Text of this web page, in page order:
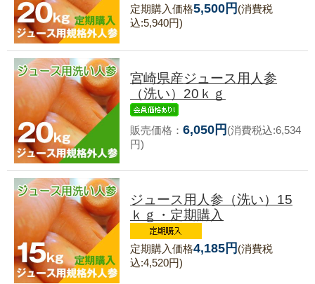
定期購入価格5,500円 (消費税
込:5,940円)
宮崎県産ジュース用人参
（洗い）20ｋｇ
販売価格： 6,050円 (消費税込:6,534
円)
ジュース用人参（洗い）15
ｋｇ・定期購入
定期購入価格4,185円 (消費税
込:4,520円)